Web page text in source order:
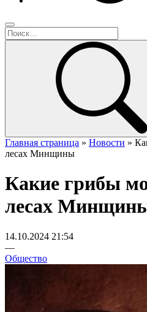
Главная страница » Новости »
лесах Минщины
Какие грибы
лесах
14.10.2024 21:54
—
Общество